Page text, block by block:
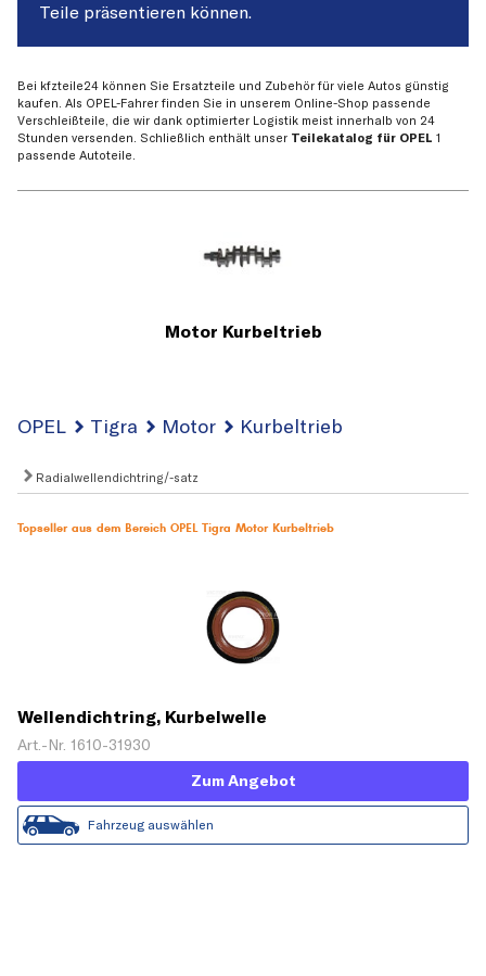
Teile präsentieren können.
Bei kfzteile24 können Sie Ersatzteile und Zubehör für viele Autos günstig
kaufen. Als OPEL-Fahrer finden Sie in unserem Online-Shop passende
Verschleißteile, die wir dank optimierter Logistik meist innerhalb von 24
Stunden versenden. Schließlich enthält unser Teilekatalog für OPEL 1
passende Autoteile.
Motor Kurbeltrieb
OPEL Tigra Motor Kurbeltrieb
Radialwellendichtring/-satz
Topseller aus dem Bereich OPEL Tigra Motor Kurbeltrieb
Wellendichtring, Kurbelwelle
Art.-Nr. 1610-31930
Zum Angebot
Fahrzeug auswählen